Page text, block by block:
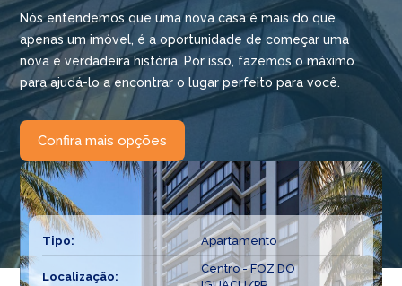
Nós entendemos que uma nova casa é mais do que
apenas um imóvel, é a oportunidade de começar uma
nova e verdadeira história. Por isso, fazemos o máximo
para ajudá-lo a encontrar o lugar perfeito para você.
Confira mais opções
Tipo: Apartamento
Localização:
Centro - FOZ DO